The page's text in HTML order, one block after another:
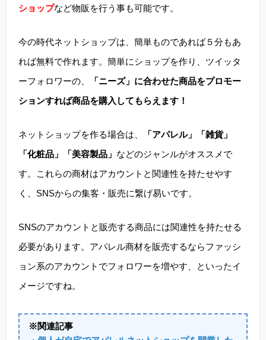
ショップなど物販を行う事も可能です。
今の時代ネットショップは、簡単ものであれば５分もあ
れば無料で作れます。簡単にショップを作り、ツイッタ
ーフォロワーの、
「ニーズ」に合わせた商品をプロモー
ションすれば商品を購入してもらえます！
ネットショップを作る場合は、
「アパレル」「雑貨」
「化粧品」「美容製品」 などのジャンルがオススメで
す。これらの商材はアカウントと関連性を持たせやす
く、SNSからの集客・販売に繋げ易いです。
SNSのアカウントと販売する商品には関連性を持たせる
必要があります。アパレル商材を販売するならファッシ
ョン系のアカウントでフォロワーを増やす、といったイ
メージですね。
※関連記事